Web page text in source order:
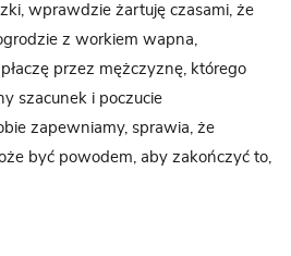
wprawdzie żartuję czasami, że
z workiem wapna,
przez mężczyznę, którego
szacunek i poczucie
zapewniamy, sprawia, że
być powodem, aby zakończyć to,